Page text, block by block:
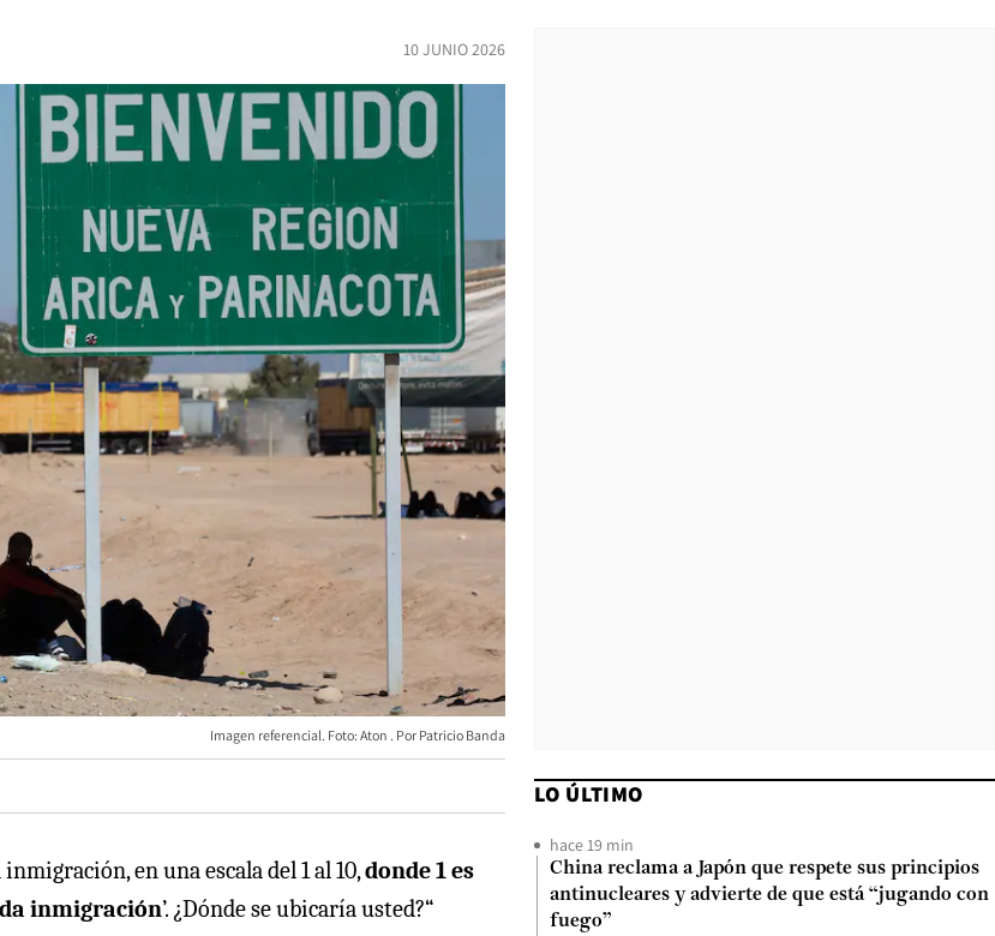
10 JUNIO 2026
Imagen referencial. Foto: Aton Patricio Banda
en una escala del 1 al 10,donde 1 es
inmigración’. ¿Dónde se ubicaría usted?“
LO ÚLTIMO
hace 19 min
China reclama a Japón que respete sus principios
antinucleares y advierte de que está “jugando con
fuego”